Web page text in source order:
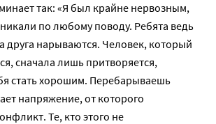
так: «Я был крайне нервозным,
по любому поводу. Ребята ведь
друга нарываются. Человек, который
сначала лишь притворяется,
стать хорошим. Перебарываешь
напряжение, от которого
Те, кто этого не